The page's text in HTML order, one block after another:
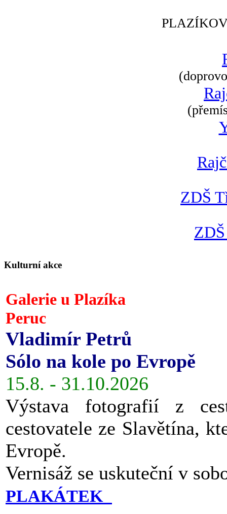
ZDŠ
Kulturní akce
Galerie u Plazíka
Peruc
Vladimír Petrů
Sólo na kole po Evropě
15.8. - 31.10.2026
Výstava fotografií z
cestovatele ze Slavětína,
Evropě.
Vernisáž se uskuteční v
PLAKÁTEK